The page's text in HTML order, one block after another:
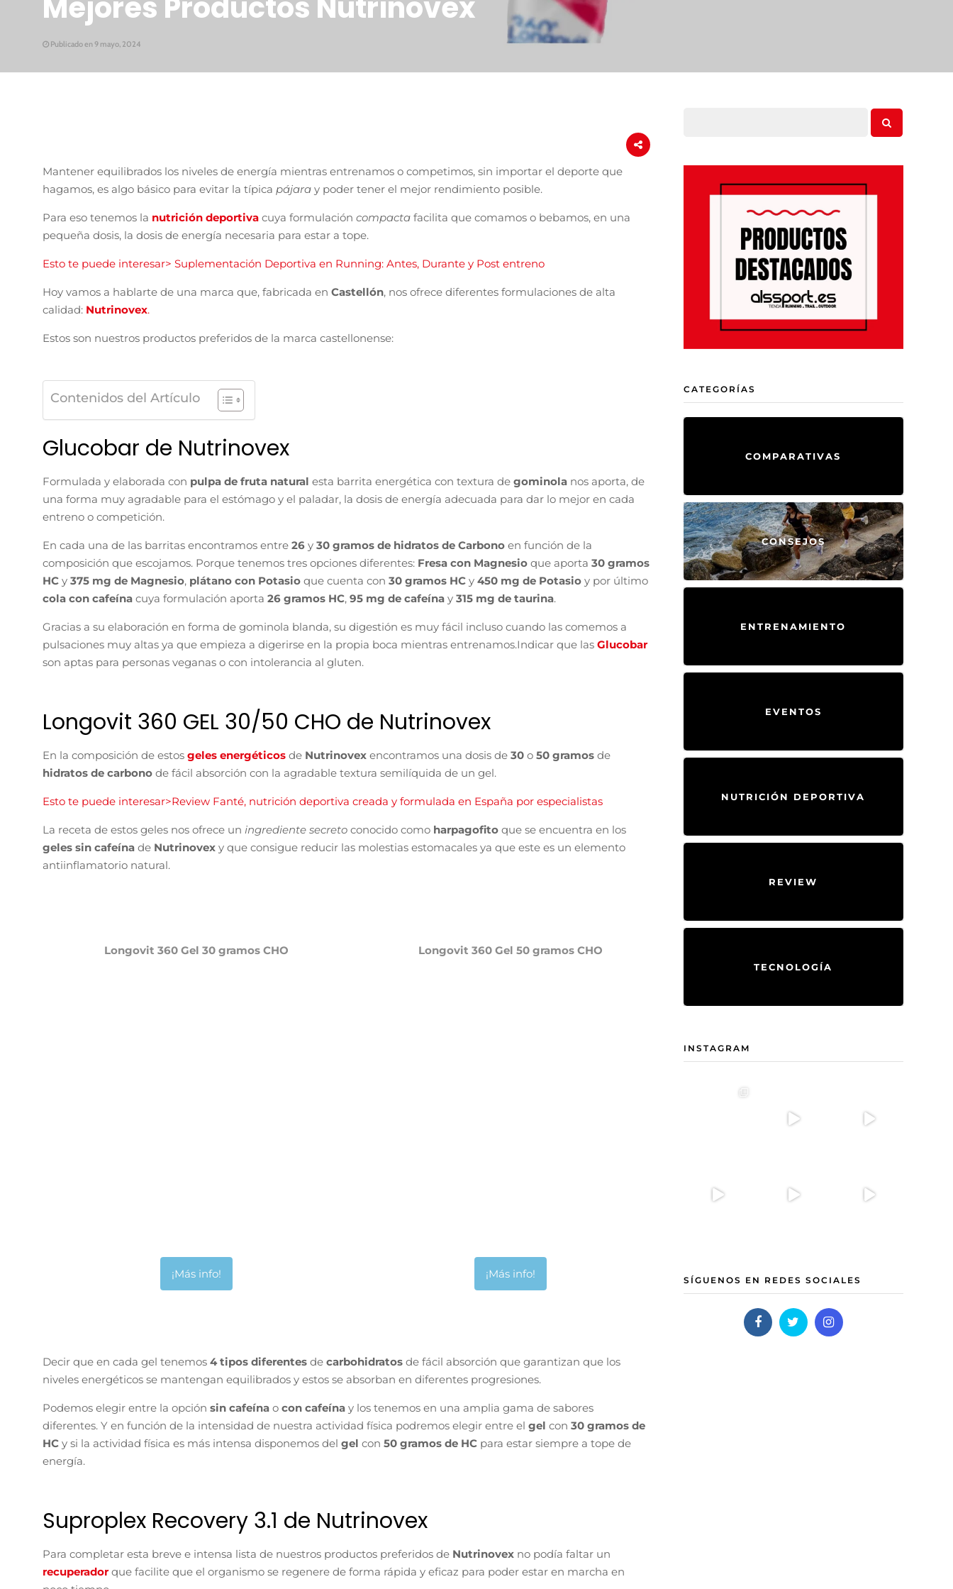
Publicado en 9 mayo, 2024
Mantener equilibrados los niveles de energía mientras entrenamos o competimos, sin importar el deporte que
hagamos, es algo básico para evitar la típica pájara y poder tener el mejor rendimiento posible.
Para eso tenemos la nutrición deportiva cuya formulación compacta facilita que comamos o bebamos, en una
pequeña dosis, la dosis de energía necesaria para estar a tope.
Esto te puede interesar> Suplementación Deportiva en Running: Antes, Durante y Post entreno
Hoy vamos a hablarte de una marca que, fabricada en Castellón, nos ofrece diferentes formulaciones de alta
calidad: Nutrinovex.
Estos son nuestros productos preferidos de la marca castellonense:
Contenidos del Artículo
Glucobar de Nutrinovex
Formulada y elaborada con pulpa de fruta natural esta barrita energética con textura de gominola nos aporta, de
una forma muy agradable para el estómago y el paladar, la dosis de energía adecuada para dar lo mejor en cada
entreno o competición.
En cada una de las barritas encontramos entre 26 y 30 gramos de hidratos de Carbono en función de la
composición que escojamos. Porque tenemos tres opciones diferentes: Fresa con Magnesio que aporta 30 gramos
HC y 375 mg de Magnesio, plátano con Potasio que cuenta con 30 gramos HC y 450 mg de Potasio y por último
cola con cafeína cuya formulación aporta 26 gramos HC, 95 mg de cafeína y 315 mg de taurina.
Gracias a su elaboración en forma de gominola blanda, su digestión es muy fácil incluso cuando las comemos a
pulsaciones muy altas ya que empieza a digerirse en la propia boca mientras entrenamos.Indicar que las Glucobar
son aptas para personas veganas o con intolerancia al gluten.
Longovit 360 GEL 30/50 CHO de Nutrinovex
En la composición de estos geles energéticos de Nutrinovex encontramos una dosis de 30 o 50 gramos de
hidratos de carbono de fácil absorción con la agradable textura semilíquida de un gel.
Esto te puede interesar>Review Fanté, nutrición deportiva creada y formulada en España por especialistas
La receta de estos geles nos ofrece un ingrediente secreto conocido como harpagofito que se encuentra en los
geles sin cafeína de Nutrinovex y que consigue reducir las molestias estomacales ya que este es un elemento
antiinflamatorio natural.
Longovit 360 Gel 30 gramos CHO
¡Más info!
Longovit 360 Gel 50 gramos CHO
¡Más info!
Decir que en cada gel tenemos 4 tipos diferentes de carbohidratos de fácil absorción que garantizan que los
niveles energéticos se mantengan equilibrados y estos se absorban en diferentes progresiones.
Podemos elegir entre la opción sin cafeína o con cafeína y los tenemos en una amplia gama de sabores
diferentes. Y en función de la intensidad de nuestra actividad física podremos elegir entre el gel con 30 gramos de
HC y si la actividad física es más intensa disponemos del gel con 50 gramos de HC para estar siempre a tope de
energía.
Suproplex Recovery 3.1 de Nutrinovex
Para completar esta breve e intensa lista de nuestros productos preferidos de Nutrinovex no podía faltar un
recuperador que facilite que el organismo se regenere de forma rápida y eficaz para poder estar en marcha en
CATEGORÍAS
COMPARATIVAS
CONSEJOS
ENTRENAMIENTO
EVENTOS
NUTRICIÓN DEPORTIVA
REVIEW
TECNOLOGÍA
INSTAGRAM
SÍGUENOS EN REDES SOCIALES